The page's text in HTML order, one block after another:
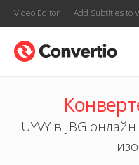
Video Editor Add Subtitles to
UYVY в JBG